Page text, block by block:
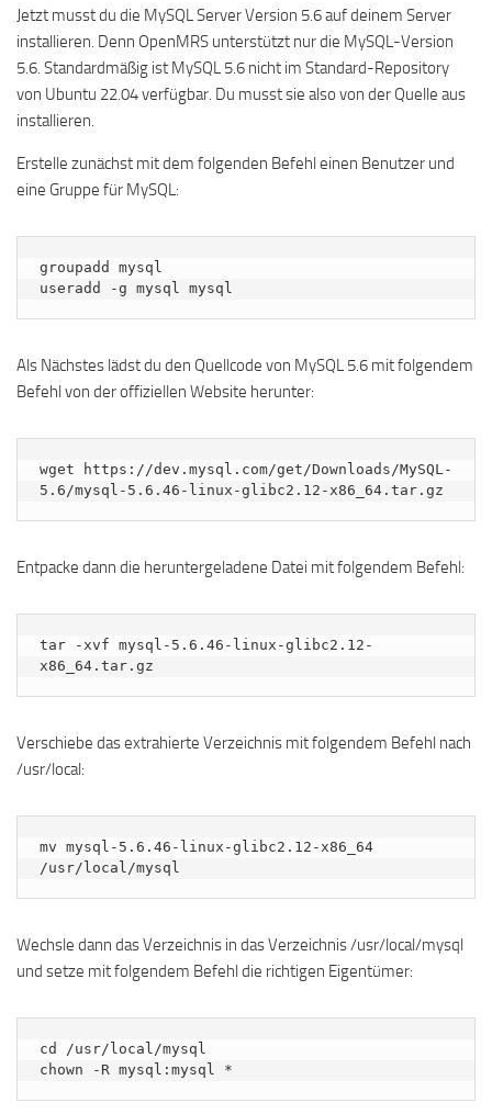
Jetzt musst du die MySQL Server Version 5.6 auf deinem Server
installieren. Denn OpenMRS unterstützt nur die MySQL-Version
5.6. Standardmäßig ist MySQL 5.6 nicht im Standard-Repository
von Ubuntu 22.04 verfügbar. Du musst sie also von der Quelle aus
installieren.
Erstelle zunächst mit dem folgenden Befehl einen Benutzer und
eine Gruppe für MySQL:
groupadd mysql
useradd -g mysql mysql
Als Nächstes lädst du den Quellcode von MySQL 5.6 mit folgendem
Befehl von der offiziellen Website herunter:
wget https://dev.mysql.com/get/Downloads/MySQL-
5.6/mysql-5.6.46-linux-glibc2.12-x86_64.tar.gz
Entpacke dann die heruntergeladene Datei mit folgendem Befehl:
tar -xvf mysql-5.6.46-linux-glibc2.12-
x86_64.tar.gz
Verschiebe das extrahierte Verzeichnis mit folgendem Befehl nach
/usr/local:
mv mysql-5.6.46-linux-glibc2.12-x86_64
/usr/local/mysql
Wechsle dann das Verzeichnis in das Verzeichnis /usr/local/mysql
und setze mit folgendem Befehl die richtigen Eigentümer:
cd /usr/local/mysql
chown -R mysql:mysql *